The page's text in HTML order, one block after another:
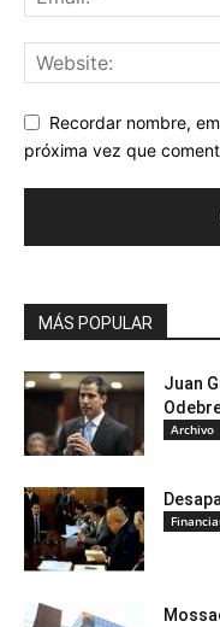
Recordar nombre,
próxima vez que
MÁS POPULAR
Juan
Archivo